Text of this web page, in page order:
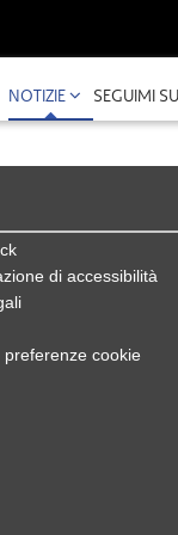
NOTIZIE SEGUIMI
di accessibilità
preferenze cookie